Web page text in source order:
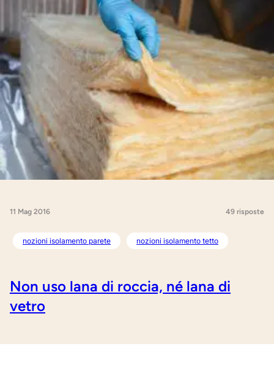
11 Mag 2016 49 risposte
nozioni isolamento parete nozioni isolamento tetto
Non uso lana di roccia, né lana di
vetro